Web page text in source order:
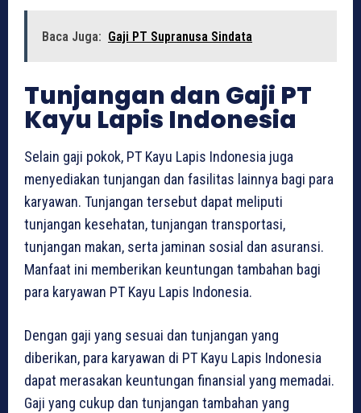
Baca Juga: Gaji PT Supranusa Sindata
Tunjangan dan Gaji PT
Kayu Lapis Indonesia
Selain gaji pokok, PT Kayu Lapis Indonesia juga
menyediakan tunjangan dan fasilitas lainnya bagi para
karyawan. Tunjangan tersebut dapat meliputi
tunjangan kesehatan, tunjangan transportasi,
tunjangan makan, serta jaminan sosial dan asuransi.
Manfaat ini memberikan keuntungan tambahan bagi
para karyawan PT Kayu Lapis Indonesia.
Dengan gaji yang sesuai dan tunjangan yang
diberikan, para karyawan di PT Kayu Lapis Indonesia
dapat merasakan keuntungan finansial yang memadai.
Gaji yang cukup dan tunjangan tambahan yang